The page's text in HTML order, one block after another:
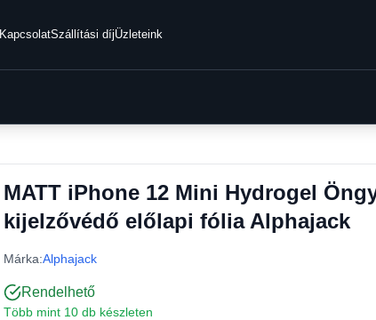
KapcsolatSzállítási díjÜzleteink
MATT iPhone 12 Mini Hydrogel
kijelzővédő előlapi fólia Alphajack
Márka:Alphajack
Rendelhető
Több mint 10 db készleten